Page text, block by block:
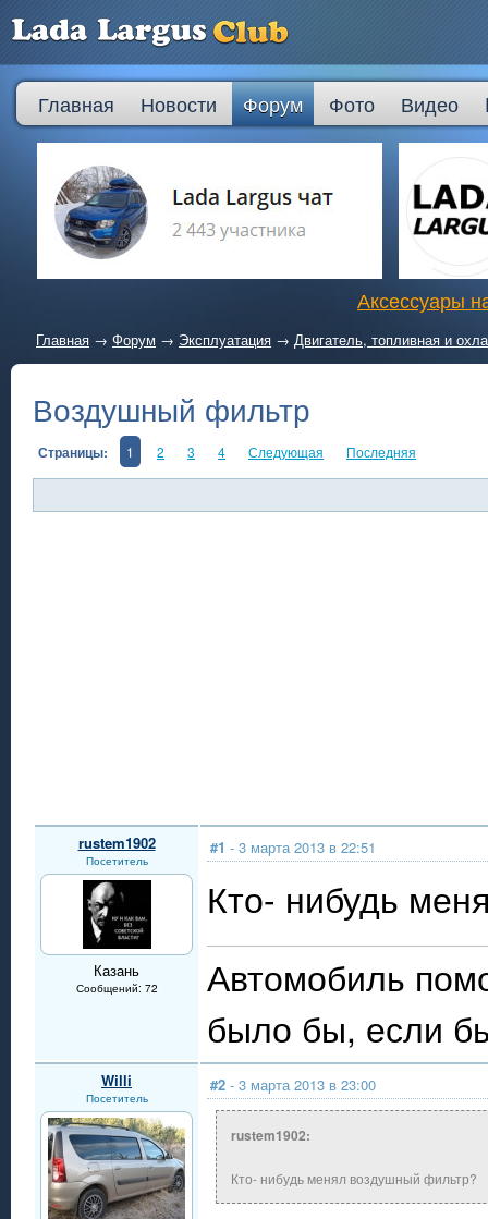
Главная Новости Форум Фото Видео
Аксессуары
Главная → Форум → Эксплуатация → Двигатель, топливная и
Воздушный фильтр
Страницы: 1 2 3 4 Следующая Последняя
rustem1902
Посетитель
Казань
Сообщений: 72
#1 - 3 марта 2013 в 22:51
Кто- нибудь
Автомобиль
было бы, если
Willi
Посетитель
#2 - 3 марта 2013 в 23:00
rustem1902:
Кто- нибудь менял воздушный фильтр?